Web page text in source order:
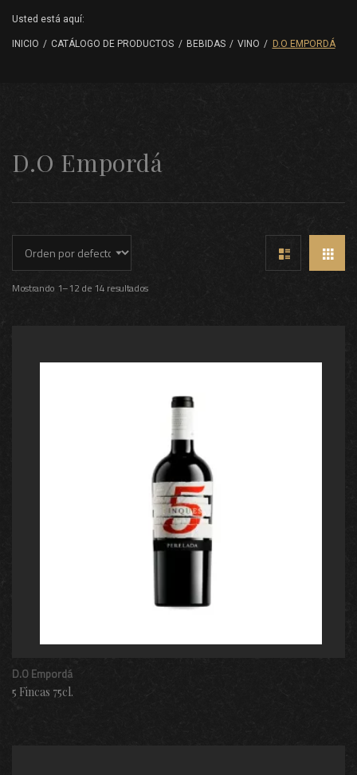
Usted está aquí:
INICIO / CATÁLOGO DE PRODUCTOS / BEBIDAS / VINO / D.O EMPORDÁ
D.O Empordá
Mostrando 1–12 de 14 resultados
D.O Empordá
5 Fincas 75cl.